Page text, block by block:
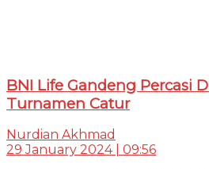
BNI Life Gandeng Percasi
Turnamen Catur
Nurdian Akhmad
29 January 2024 | 09:56